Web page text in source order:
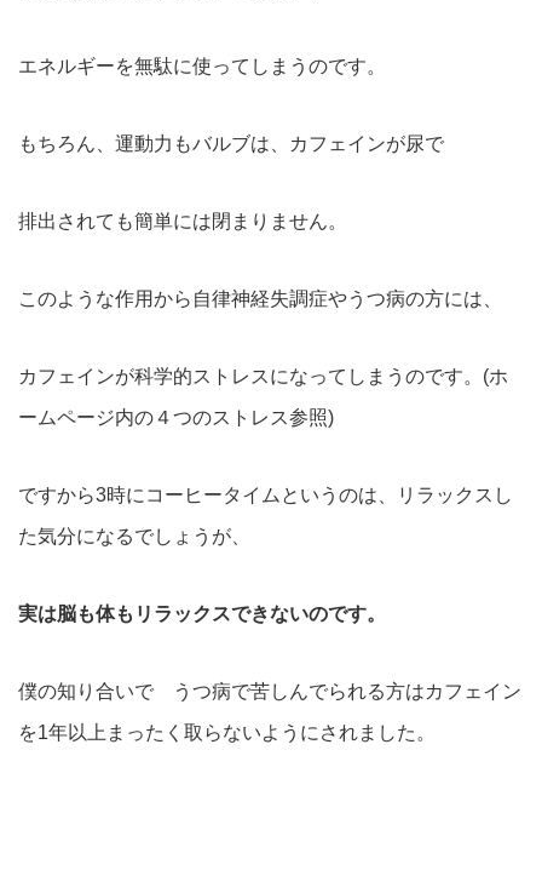
エネルギーを無駄に使ってしまうのです。
もちろん、運動力もバルブは、カフェインが尿で
排出されても簡単には閉まりません。
このような作用から自律神経失調症やうつ病の方には、
カフェインが科学的ストレスになってしまうのです。(ホ
ームページ内の４つのストレス参照)
ですから3時にコーヒータイムというのは、リラックスし
た気分になるでしょうが、
実は脳も体もリラックスできないのです。
僕の知り合いで うつ病で苦しんでられる方はカフェイン
を1年以上まったく取らないようにされました。